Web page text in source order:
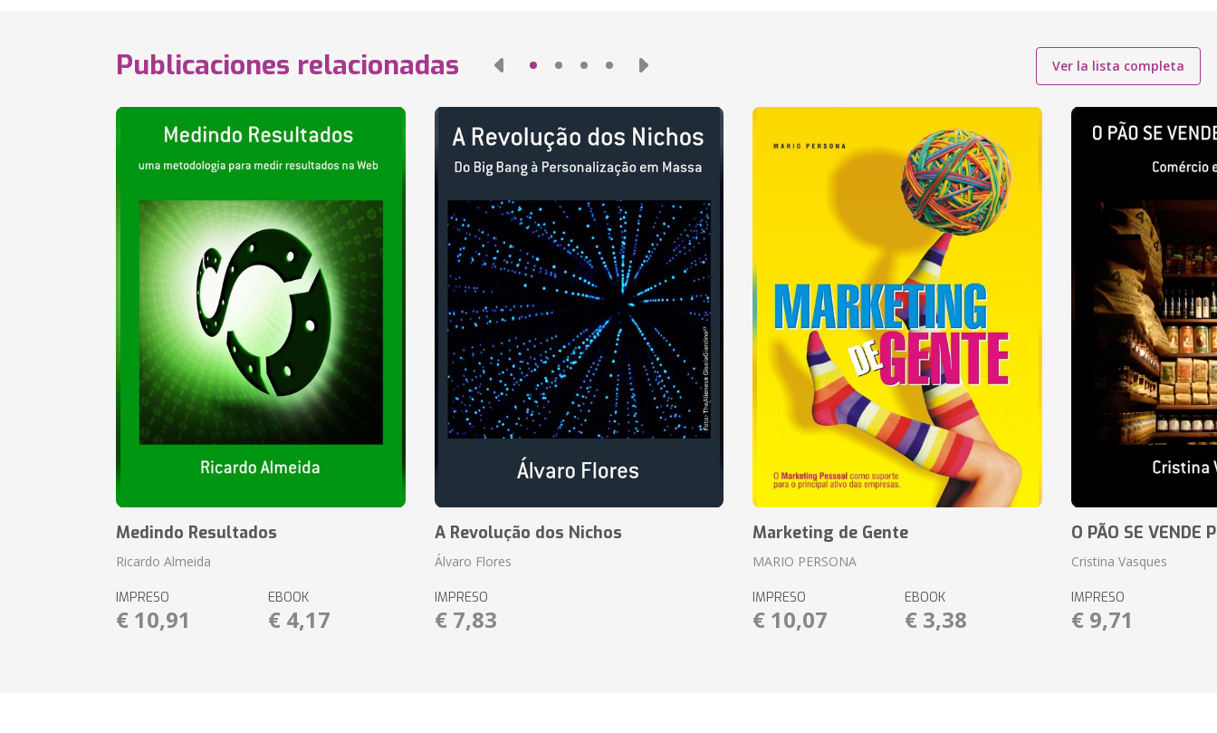
Publicaciones relacionadas Ver la lista completa
Medindo Resultados
Ricardo Almeida
IMPRESO
€ 10,91
EBOOK
€ 4,17
A Revolução dos Nichos
Álvaro Flores
IMPRESO
€ 7,83
Marketing de Gente
MARIO PERSONA
IMPRESO
€ 10,07
EBOOK
€ 3,38
O PÃO SE VENDE
Cristina Vasques
IMPRESO
€ 9,71